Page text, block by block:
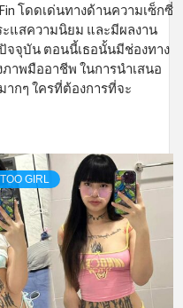
โดดเด่นทางด้านความเซ็กซี่
แสความนิยม และมีผลงาน
จจุบัน ตอนนี้เธอนั้นมีช่องทาง
าพมืออาชีพ ในการนำเสนอ
ากๆ ใครที่ต้องการที่จะ
GIRL